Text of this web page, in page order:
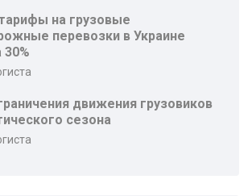
на грузовые
перевозки в Украине
30%
движения грузовиков
сезона